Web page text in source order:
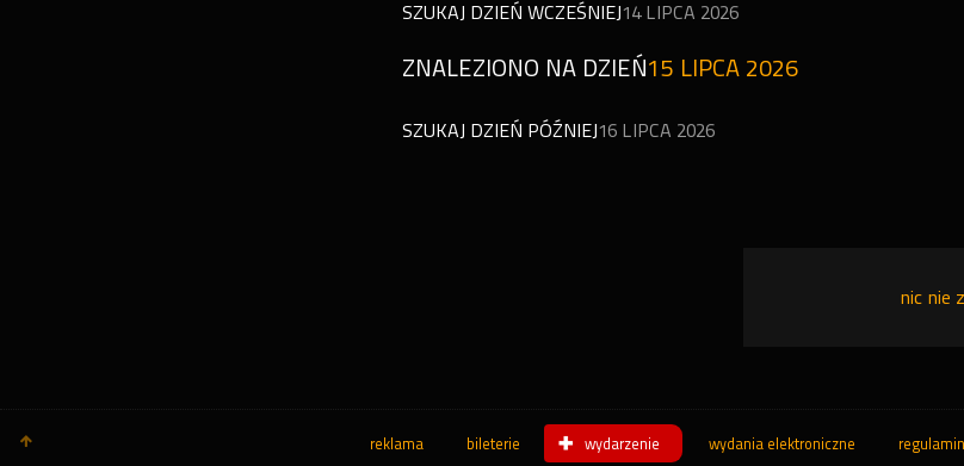
SZUKAJ DZIEŃ WCZEŚNIEJ14 LIPCA 2026
ZNALEZIONO NA DZIEŃ15 LIPCA 2026
SZUKAJ DZIEŃ PÓŹNIEJ16 LIPCA 2026
nic nie
reklama bileterie wydarzenie wydania elektroniczne regulamin